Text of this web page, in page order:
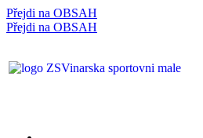
Přejdi na OBSAH
Přejdi na OBSAH
rok
měsíc
rok
měsíc